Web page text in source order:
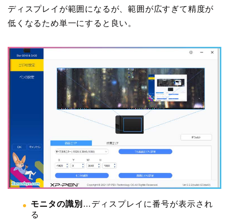
ディスプレイが範囲になるが、範囲が広すぎて精度が
低くなるため単一にすると良い。
モニタの識別 …ディスプレイに番号が表示され
る